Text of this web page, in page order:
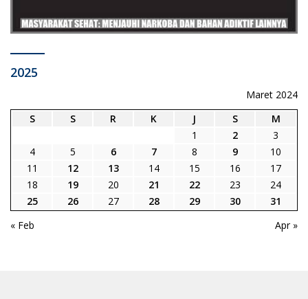
2025
Maret 2024
S
S R K J S
M
1
2
3
4
5 6 7 8 9
10
11
12 13 14 15 16
17
18
19 20 21 22 23
24
25
26 27 28 29 30
31
« Feb
Apr »